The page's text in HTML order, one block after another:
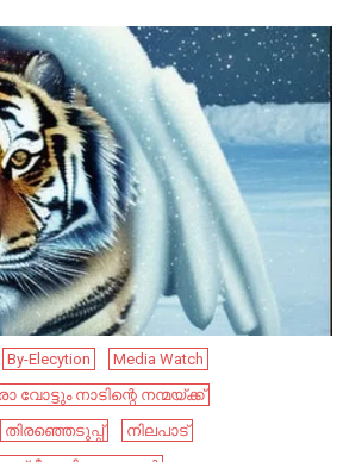
By-Elecytion
Media Watch
വോട്ടും നാടിന്റെ നന്മയ്ക്ക്
തിരഞ്ഞെടുപ്പ്
നിലപാട്